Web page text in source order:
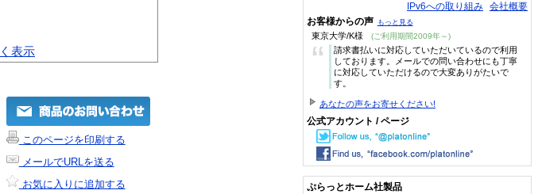
表示
このページを印刷する
メールでURLを送る
お気に入りに追加する
IPv6への取り組み 会社概要
お客様からの声 もっと見る
東京大学/K様 (ご利用期間2009年～)
“
請求書払いに対応していただいているので利用
しております。メールでの問い合わせにも丁寧
に対応していただけるので大変ありがたいで
す。
あなたの声をお寄せください!
公式アカウント / ページ
ぷらっとホーム社製品